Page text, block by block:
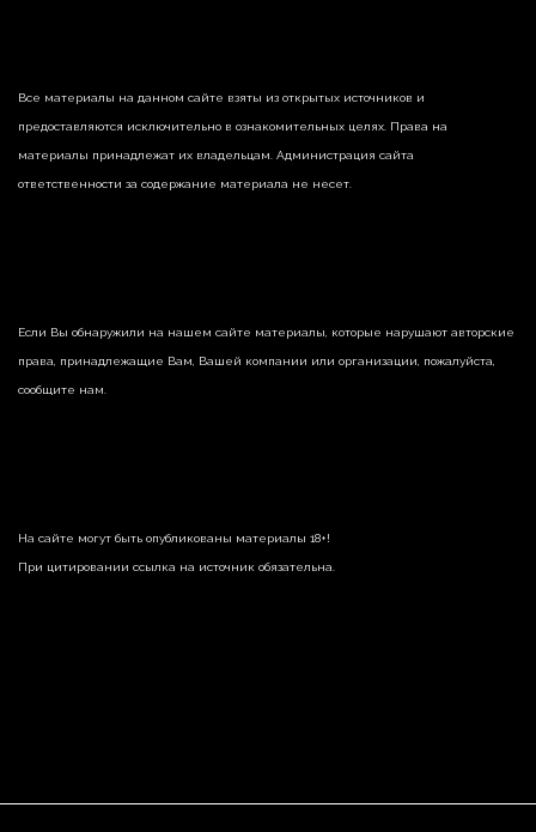
Все материалы на данном сайте взяты из открытых источников и
предоставляются исключительно в ознакомительных целях. Права на
материалы принадлежат их владельцам. Администрация сайта
ответственности за содержание материала не несет.
Если Вы обнаружили на нашем сайте материалы, которые нарушают авторские
права, принадлежащие Вам, Вашей компании или организации, пожалуйста,
сообщите нам.
На сайте могут быть опубликованы материалы 18+!
При цитировании ссылка на источник обязательна.